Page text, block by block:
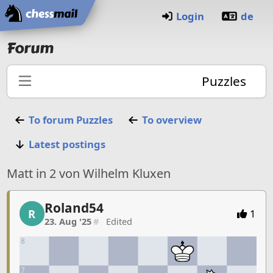
Home
Login de
Forum
Puzzles
To forum Puzzles
To overview
Latest postings
Matt in 2 von Wilhelm Kluxen
Roland54, 1/22, 23. Aug '25
R Roland54
23. Aug '25# Edited
1
8
7